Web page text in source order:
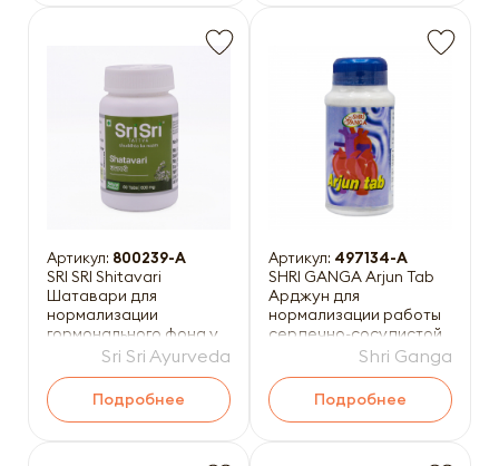
Артикул: 800239-A
SRI SRI Shitavari
Шатавари для
нормализации
гормонального фона у
женщин 60таб
Sri Sri Ayurveda
Подробнее
Артикул: 497134-A
SHRI GANGA Arjun Tab
Арджун для
нормализации работы
сердечно-сосудистой
системы 200табShri Ganga
Подробнее